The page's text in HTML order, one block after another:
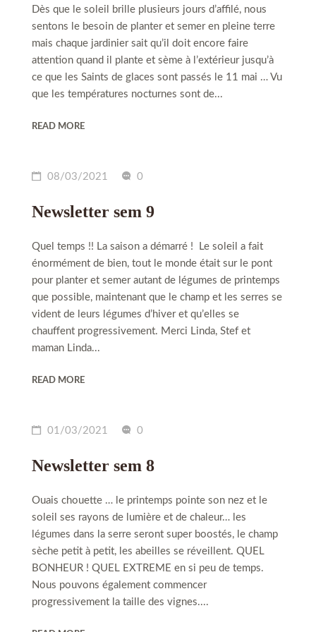
Dès que le soleil brille plusieurs jours d’affilé, nous
sentons le besoin de planter et semer en pleine terre
mais chaque jardinier sait qu’il doit encore faire
attention quand il plante et sème à l’extérieur jusqu’à
ce que les Saints de glaces sont passés le 11 mai … Vu
que les températures nocturnes sont de...
READ MORE
08/03/2021 0
Newsletter sem 9
Quel temps !! La saison a démarré ! Le soleil a fait
énormément de bien, tout le monde était sur le pont
pour planter et semer autant de légumes de printemps
que possible, maintenant que le champ et les serres se
vident de leurs légumes d’hiver et qu’elles se
chauffent progressivement. Merci Linda, Stef et
maman Linda...
READ MORE
01/03/2021 0
Newsletter sem 8
Ouais chouette … le printemps pointe son nez et le
soleil ses rayons de lumière et de chaleur… les
légumes dans la serre seront super boostés, le champ
sèche petit à petit, les abeilles se réveillent. QUEL
BONHEUR ! QUEL EXTREME en si peu de temps.
Nous pouvons également commencer
progressivement la taille des vignes....